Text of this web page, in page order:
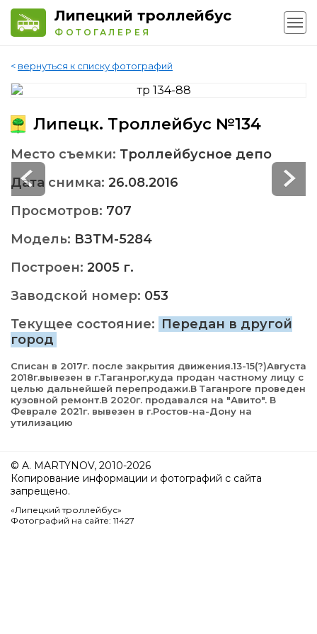
Липецкий троллейбус
ФОТОГАЛЕРЕЯ
< вернуться к списку фотографий
Липецк. Троллейбус №134
Место съемки: Троллейбусное депо
Дата снимка: 26.08.2016
Просмотров: 707
Модель: ВЗТМ-5284
Построен: 2005 г.
Заводской номер: 053
Текущее состояние: Передан в другой
город
Списан в 2017г. после закрытия движения.13-15(?)Августа
2018г.вывезен в г.Таганрог,куда продан частному лицу с
целью дальнейшей перепродажи.В Таганроге проведен
кузовной ремонт.В 2020г. продавался на "Авито". В
Феврале 2021г. вывезен в г.Ростов-на-Дону на
утилизацию
© A. MARTYNOV, 2010-2026
Копирование информации и фотографий с сайта
запрещено.
«Липецкий троллейбус»
Фотографий на сайте: 11427